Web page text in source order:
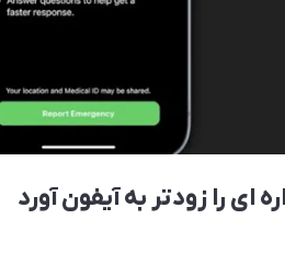
ای را زودتر به آیفون آورد